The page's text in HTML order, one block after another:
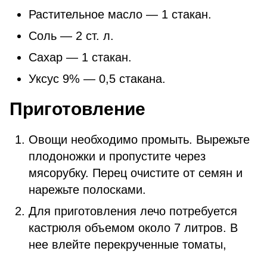
Растительное масло — 1 стакан.
Соль — 2 ст. л.
Сахар — 1 стакан.
Уксус 9% — 0,5 стакана.
Приготовление
Овощи необходимо промыть. Вырежьте
плодоножки и пропустите через
мясорубку. Перец очистите от семян и
нарежьте полосками.
Для приготовления лечо потребуется
кастрюля объемом около 7 литров. В
нее влейте перекрученные томаты,